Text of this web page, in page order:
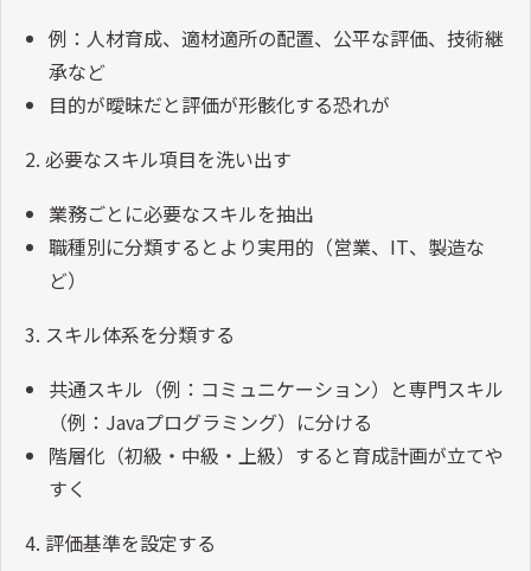
例：人材育成、適材適所の配置、公平な評価、技術継
承など
目的が曖昧だと評価が形骸化する恐れが
2. 必要なスキル項目を洗い出す
業務ごとに必要なスキルを抽出
職種別に分類するとより実用的（営業、IT、製造な
ど）
3. スキル体系を分類する
共通スキル（例：コミュニケーション）と専門スキル
（例：Javaプログラミング）に分ける
階層化（初級・中級・上級）すると育成計画が立てや
すく
4. 評価基準を設定する